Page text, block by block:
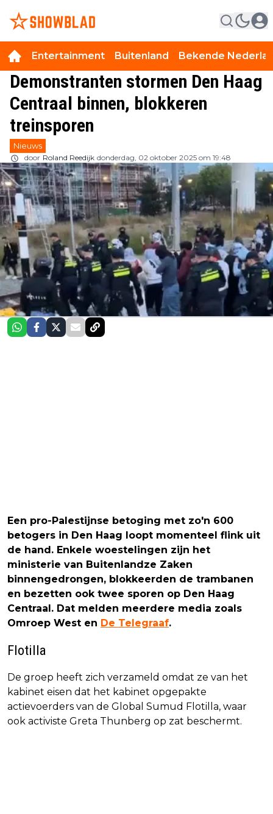
Entertainment Buitenland Bekende
Demonstranten stormen Den Haag
Centraal binnen, blokkeren
treinsporen
Nieuws
door Roland Reedijk donderdag, 02 oktober 2025 om 19:48
Een pro-Palestijnse betoging met zo'n 600
betogers in Den Haag loopt momenteel flink uit
de hand. Enkele woestelingen zijn het
ministerie van Buitenlandze Zaken
binnengedrongen, blokkeerden de trambanen
en bezetten ook twee sporen op Den Haag
Centraal. Dat melden meerdere media zoals
Omroep West en De Telegraaf.
Flotilla
De groep heeft zich verzameld omdat ze van het
kabinet eisen dat het kabinet opgepakte
actievoerders van de Global Sumud Flotilla, waar
ook activiste Greta Thunberg op zat beschermt.